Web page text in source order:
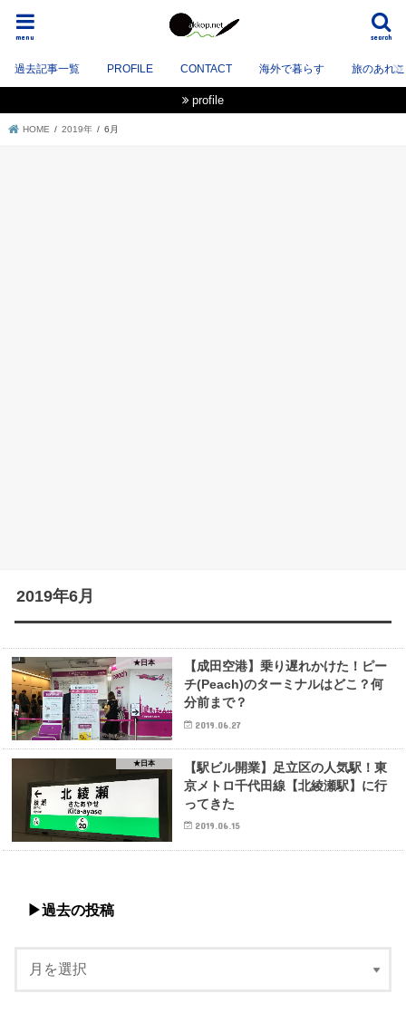
search
menu
過去記事一覧 PROFILE CONTACT 海外で暮らす 旅のあれ
profile
HOME 2019年 6月
2019年6月
★日本
【成田空港】乗り遅れかけた！ピー
チ(Peach)のターミナルはどこ？何
分前まで？
2019.06.27
★日本
【駅ビル開業】足立区の人気駅！東
京メトロ千代田線【北綾瀬駅】に行
ってきた
2019.06.15
▶︎過去の投稿